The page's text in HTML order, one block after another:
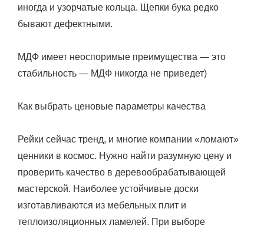
иногда и узорчатые кольца. Щепки бука редко
бывают дефектными.
МДФ имеет неоспоримые преимущества — это
стабильность — МДФ никогда не приведет)
Как выбрать ценовые параметры качества
Рейки сейчас тренд, и многие компании «ломают»
ценники в космос. Нужно найти разумную цену и
проверить качество в деревообрабатывающей
мастерской. Наиболее устойчивые доски
изготавливаются из мебельных плит и
теплоизоляционных ламелей. При выборе